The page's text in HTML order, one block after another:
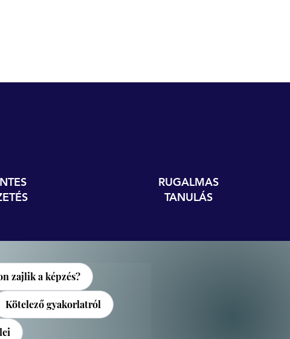
RUGALMAS
TANULÁS
zajlik a képzés?
Kötelező gyakorlatról